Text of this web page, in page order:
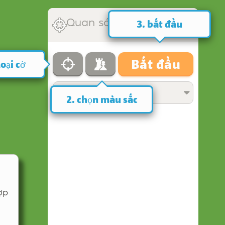
Quan sát
Bắt đầu
Hiển thị bên trong
cờ
2. chọn màu sắc
3. bắt đầu